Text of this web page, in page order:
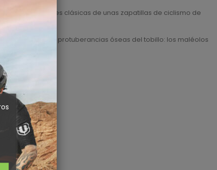
consideraciones clásicas de unas zapatillas de ciclismo de
de las dos protuberancias óseas del tobillo: los maléolos
lado interno.